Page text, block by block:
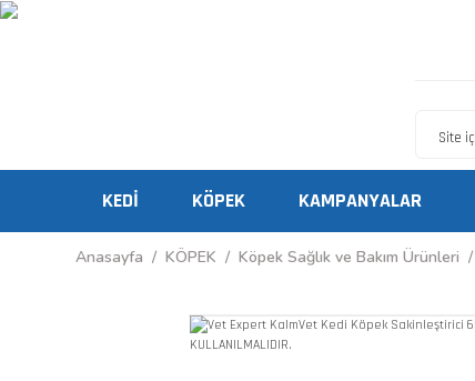
KEDİ KÖPEK KAMPANYALAR
Anasayfa KÖPEK Köpek Sağlık ve Bakım Ürünleri